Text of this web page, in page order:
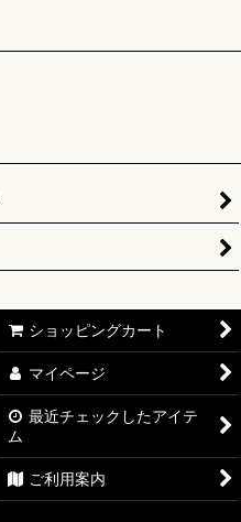
ショッピングカート
マイページ
最近チェックしたアイテ
ム
ご利用案内